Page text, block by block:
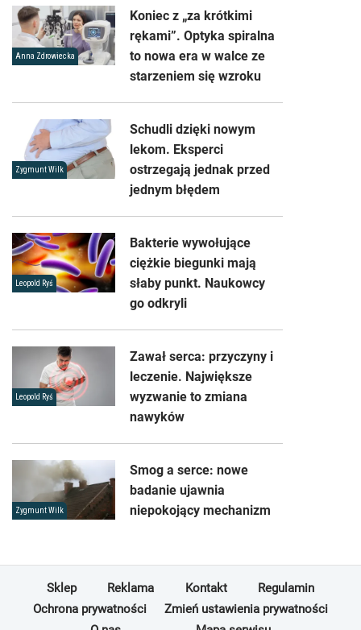
Anna Zdrowiecka
Koniec z „za krótkimi
rękami”. Optyka spiralna
to nowa era w walce ze
starzeniem się wzroku
Zygmunt Wilk
Schudli dzięki nowym
lekom. Eksperci
ostrzegają jednak przed
jednym błędem
Leopold Ryś
Bakterie wywołujące
ciężkie biegunki mają
słaby punkt. Naukowcy
go odkryli
Leopold Ryś
Zawał serca: przyczyny i
leczenie. Największe
wyzwanie to zmiana
nawyków
Zygmunt Wilk
Smog a serce: nowe
badanie ujawnia
niepokojący mechanizm
Sklep Reklama Kontakt
Regulamin
Ochrona prywatności
Zmień ustawienia prywatności